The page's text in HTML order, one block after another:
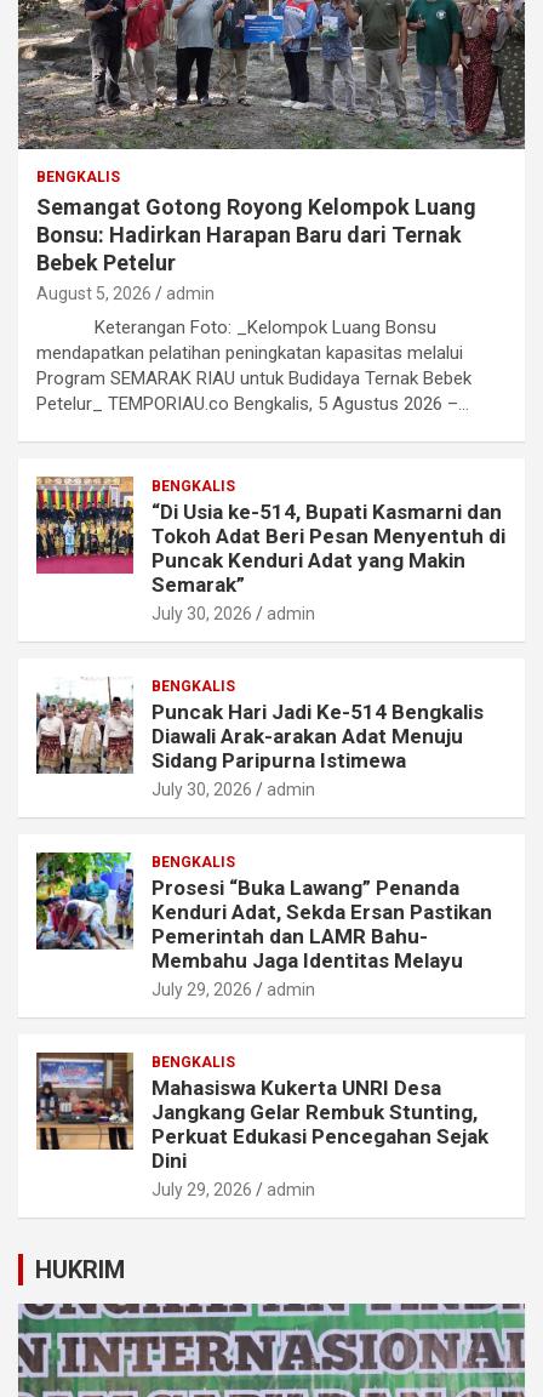
BENGKALIS
Semangat Gotong Royong Kelompok Luang
Bonsu: Hadirkan Harapan Baru dari Ternak
Bebek Petelur
August 5, 2026 admin
Keterangan Foto: _Kelompok Luang Bonsu
mendapatkan pelatihan peningkatan kapasitas melalui
Program SEMARAK RIAU untuk Budidaya Ternak Bebek
Petelur_ TEMPORIAU.co Bengkalis, 5 Agustus 2026 –…
BENGKALIS
“Di Usia ke-514, Bupati Kasmarni dan
Tokoh Adat Beri Pesan Menyentuh di
Puncak Kenduri Adat yang Makin
Semarak”
July 30, 2026 admin
BENGKALIS
Puncak Hari Jadi Ke-514 Bengkalis
Diawali Arak-arakan Adat Menuju
Sidang Paripurna Istimewa
July 30, 2026 admin
BENGKALIS
Prosesi “Buka Lawang” Penanda
Kenduri Adat, Sekda Ersan Pastikan
Pemerintah dan LAMR Bahu-
Membahu Jaga Identitas Melayu
July 29, 2026 admin
BENGKALIS
Mahasiswa Kukerta UNRI Desa
Jangkang Gelar Rembuk Stunting,
Perkuat Edukasi Pencegahan Sejak
Dini
July 29, 2026 admin
HUKRIM